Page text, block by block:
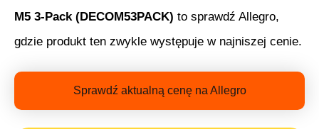
M5 3-Pack (DECOM53PACK) to sprawdź Allegro,
gdzie produkt ten zwykle występuje w najniszej cenie.
Sprawdź aktualną cenę na Allegro